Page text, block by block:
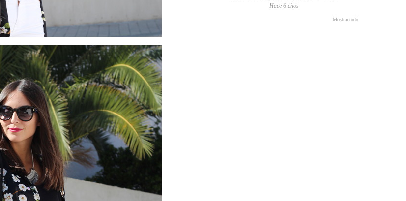
Hace 6 años
Mostrar todo